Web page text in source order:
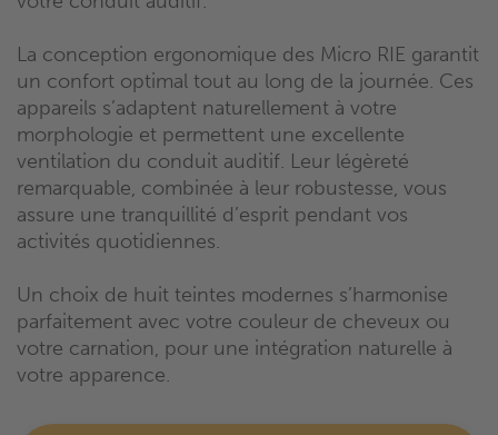
La conception ergonomique des Micro RIE garantit
un confort optimal tout au long de la journée. Ces
appareils s’adaptent naturellement à votre
morphologie et permettent une excellente
ventilation du conduit auditif. Leur légèreté
remarquable, combinée à leur robustesse, vous
assure une tranquillité d’esprit pendant vos
activités quotidiennes.
Un choix de huit teintes modernes s’harmonise
parfaitement avec votre couleur de cheveux ou
votre carnation, pour une intégration naturelle à
votre apparence.